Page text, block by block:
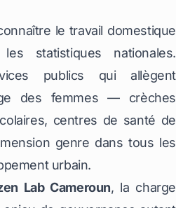
le travail domestique
statistiques nationales.
publics qui allègent
des femmes — crèches
centres de santé de
genre dans tous les
urbain.
Lab Cameroun, la charge